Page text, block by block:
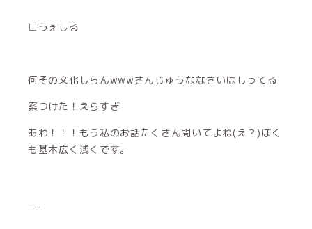
□うぇしる
何その文化しらんwwwさんじゅうななさいはしってる
案つけた！えらすぎ
あわ！！！もう私のお話たくさん聞いてよね(え？)ぼく
も基本広く浅くです。